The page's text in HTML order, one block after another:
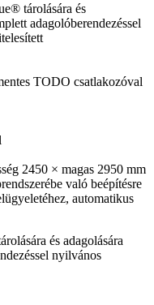
tárolására és
adagolóberendezéssel
TODO csatlakozóval
2450 × magas 2950 mm
való beépítésre
automatikus
és adagolására
nyilvános